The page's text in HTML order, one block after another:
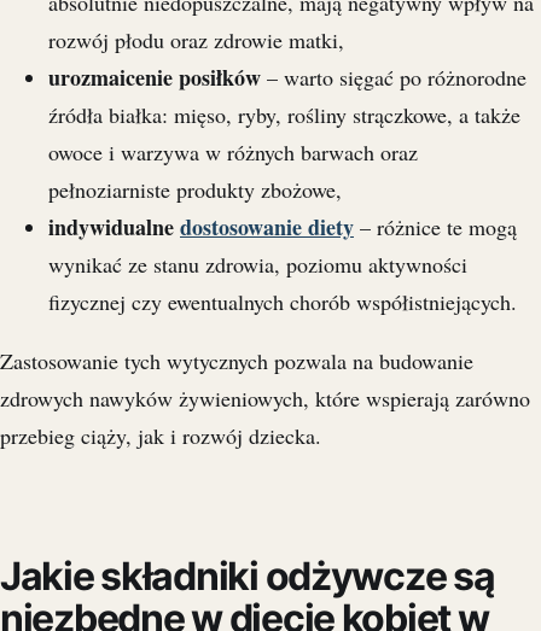
rozwój płodu oraz zdrowie matki,
urozmaicenie posiłków – warto sięgać po różnorodne
źródła białka: mięso, ryby, rośliny strączkowe, a także
owoce i warzywa w różnych barwach oraz
pełnoziarniste produkty zbożowe,
indywidualnedostosowanie diety – różnice te mogą
wynikać ze stanu zdrowia, poziomu aktywności
fizycznej czy ewentualnych chorób współistniejących.
Zastosowanie tych wytycznych pozwala na budowanie
zdrowych nawyków żywieniowych, które wspierają zarówno
przebieg ciąży, jak i rozwój dziecka.
Jakie składniki odżywcze są
niezbędne w diecie kobiet w